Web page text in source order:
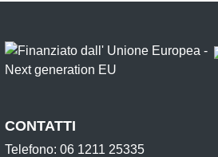
CONTATTI
Telefono: 06 1211 25335